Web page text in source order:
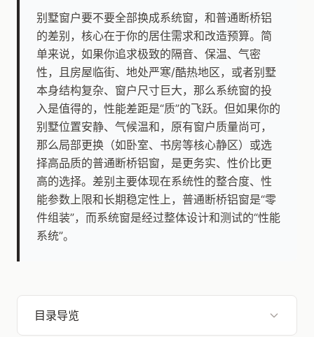
别墅窗户要不要全部换成系统窗，和普通断桥铝
的差别，核心在于你的居住需求和改造预算。简
单来说，如果你追求极致的隔音、保温、气密
性，且房屋临街、地处严寒/酷热地区，或者别墅
本身结构复杂、窗户尺寸巨大，那么系统窗的投
入是值得的，性能差距是“质”的飞跃。但如果你的
别墅位置安静、气候温和，原有窗户质量尚可，
那么局部更换（如卧室、书房等核心静区）或选
择高品质的普通断桥铝窗，是更务实、性价比更
高的选择。差别主要体现在系统性的整合度、性
能参数上限和长期稳定性上，普通断桥铝窗是“零
件组装”，而系统窗是经过整体设计和测试的“性能
系统”。
目录导览